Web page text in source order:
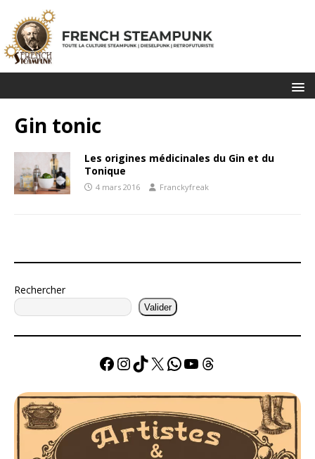
Gin tonic
Les origines médicinales du Gin et du
Tonique
4 mars 2016 Franckyfreak
Rechercher
Valider